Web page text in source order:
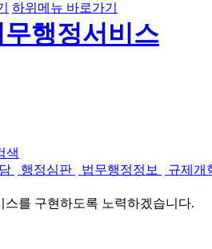
하위메뉴 바로가기
행정심판 법무행정정보 규제개
를 구현하도록 노력하겠습니다.